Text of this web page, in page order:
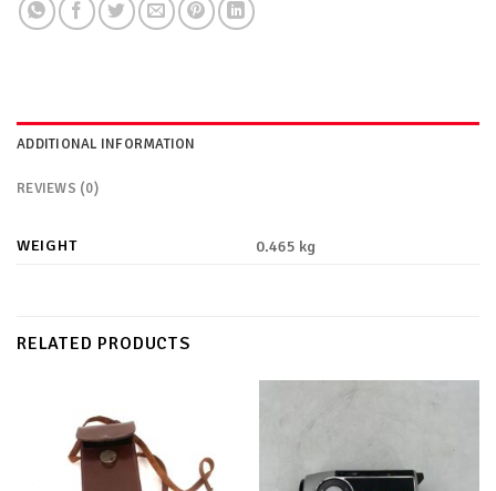
ADDITIONAL INFORMATION
REVIEWS (0)
WEIGHT 0.465 kg
RELATED PRODUCTS